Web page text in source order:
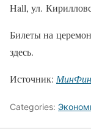
Hall, ул.
Билеты на
здесь.
Источник: МинФин
Categories: